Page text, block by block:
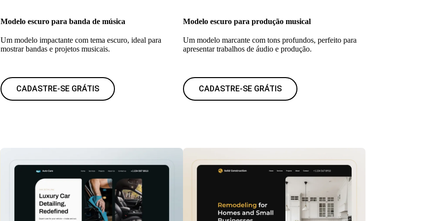
Modelo escuro para banda de música
Um modelo impactante com tema escuro, ideal para
mostrar bandas e projetos musicais.
CADASTRE-SE GRÁTIS
Modelo escuro para produção musical
Um modelo marcante com tons profundos, perfeito para
apresentar trabalhos de áudio e produção.
CADASTRE-SE GRÁTIS